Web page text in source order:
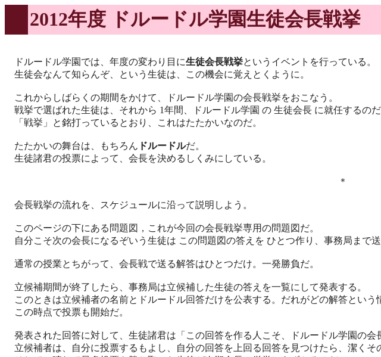
2012年度 ドルードル学園生徒会長戦挙
ドルードル学園では、年度の変わり目に生徒会長戦挙というイベントを行っている。
生徒会なんて知らんぞ、という生徒は、この機会に覚えとくように。
これからしばらくの期間をかけて、ドルードル学園の会長戦挙をおこなう。
戦挙で選ばれた生徒は、それから 1年間、ドルードル学園 の 生徒会長 に就任するのだ
「戦挙」と銘打っているとおり、これはたたかいなのだ。
たたかいの舞台は、もちろん ドルードルだ。
生徒諸君の投票によって、会長を決めるしくみにしている。
＊
会長戦挙の流れを、スケジュールに沿って説明しよう。
このページの下にある問題図，これが今回の会長戦挙専用の問題図だ。
自分こそ次の会長になるぞいう生徒は この問題図の答えを ひとつ作り、事務局まで送
通常の授業とちがって、会長戦で送る解答はひとつだけ。一発勝負だ。
立候補期間が終了したら、事務局は立候補した生徒の答えを一覧にして発表する。
このときは立候補者の名前とドルードル回答だけを公表する。だれがどの解答という
この時点で投票も開始だ。
発表された回答に対して、生徒諸君は「この回答を作る人こそ、ドルードル学園の会
立候補者は、自分に投票するもよし、自分の回答を上回る回答を見つけたら、潔くそ